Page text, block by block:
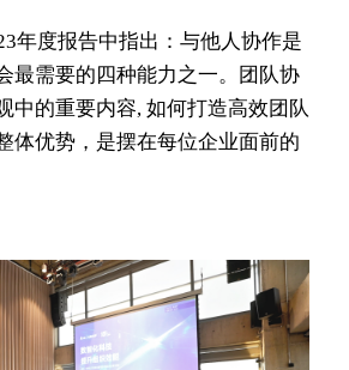
年度报告中指出：与他人协作是
最需要的四种能力之一。团队协
中的重要内容, 如何打造高效团队
体优势，是摆在每位企业面前的